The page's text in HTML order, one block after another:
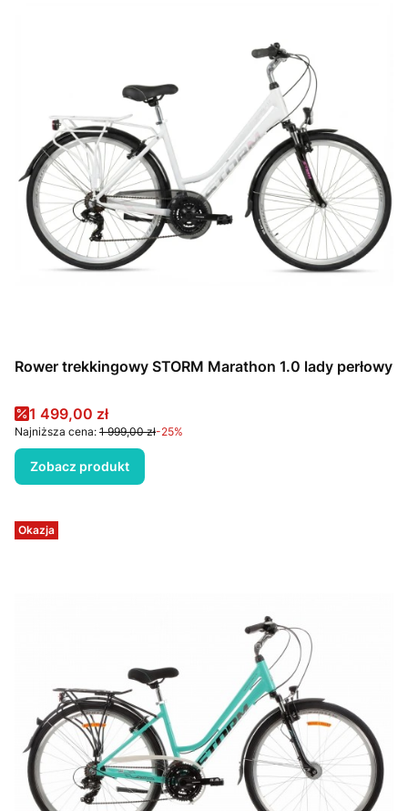
Rower trekkingowy STORM Marathon 1.0 lady perłowy
Cena promocyjna
1 499,00 zł
Najniższa cena: 1 999,00 zł-25%
Zobacz produkt
Okazja